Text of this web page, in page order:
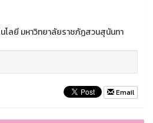
โลยี มหาวิทยาลัยราชภัฏสวนสุนันทา
Email